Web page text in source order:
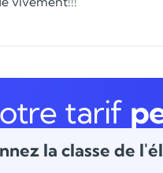
tarif
la classe de